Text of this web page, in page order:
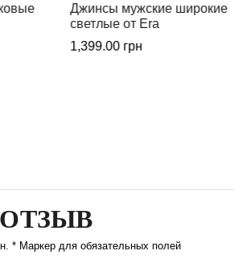
Стильные широкие мужские
джинсы черные от Era
1,499.00 грн
* Маркер для обязательных полей